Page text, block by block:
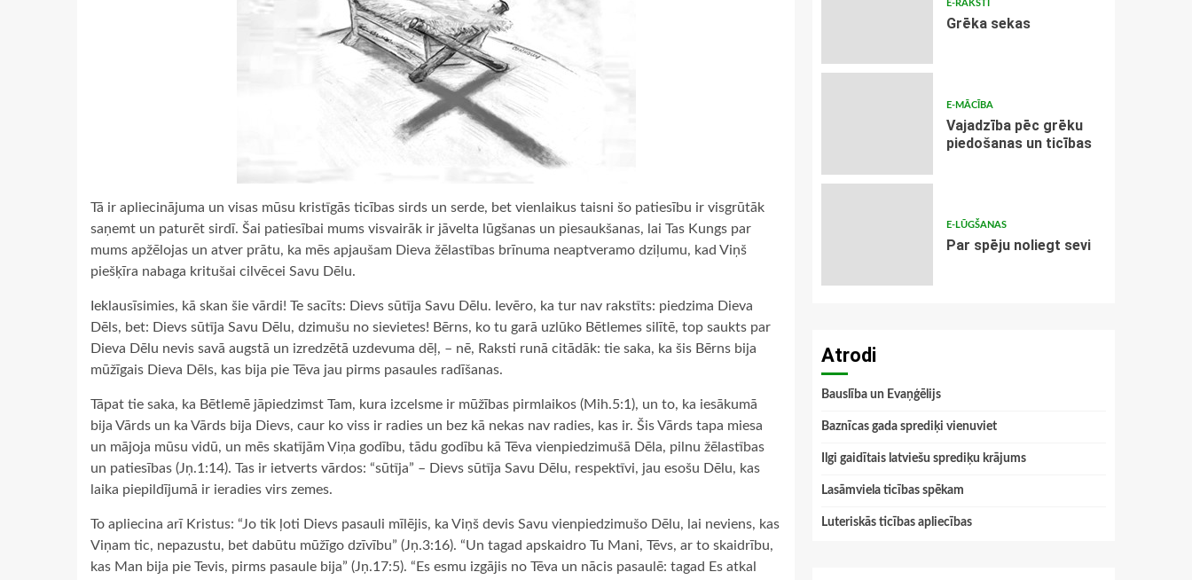
Tā ir apliecinājuma un visas mūsu kristīgās ticības sirds un serde, bet vienlaikus taisni šo patiesību ir visgrūtāk
saņemt un paturēt sirdī. Šai patiesībai mums visvairāk ir jāvelta lūgšanas un piesaukšanas, lai Tas Kungs par
mums apžēlojas un atver prātu, ka mēs apjaušam Dieva žēlastības brīnuma neaptveramo dziļumu, kad Viņš
piešķīra nabaga kritušai cilvēcei Savu Dēlu.
Ieklausīsimies, kā skan šie vārdi! Te sacīts: Dievs sūtīja Savu Dēlu. Ievēro, ka tur nav rakstīts: piedzima Dieva
Dēls, bet: Dievs sūtīja Savu Dēlu, dzimušu no sievietes! Bērns, ko tu garā uzlūko Bētlemes silītē, top saukts par
Dieva Dēlu nevis savā augstā un izredzētā uzdevuma dēļ, – nē, Raksti runā citādāk: tie saka, ka šis Bērns bija
mūžīgais Dieva Dēls, kas bija pie Tēva jau pirms pasaules radīšanas.
Tāpat tie saka, ka Bētlemē jāpiedzimst Tam, kura izcelsme ir mūžības pirmlaikos (Mih.5:1), un to, ka iesākumā
bija Vārds un ka Vārds bija Dievs, caur ko viss ir radies un bez kā nekas nav radies, kas ir. Šis Vārds tapa miesa
un mājoja mūsu vidū, un mēs skatījām Viņa godību, tādu godību kā Tēva vienpiedzimušā Dēla, pilnu žēlastības
un patiesības (Jņ.1:14). Tas ir ietverts vārdos: “sūtīja” – Dievs sūtīja Savu Dēlu, respektīvi, jau esošu Dēlu, kas
laika piepildījumā ir ieradies virs zemes.
To apliecina arī Kristus: “Jo tik ļoti Dievs pasauli mīlējis, ka Viņš devis Savu vienpiedzimušo Dēlu, lai neviens, kas
Viņam tic, nepazustu, bet dabūtu mūžīgo dzīvību” (Jņ.3:16). “Un tagad apskaidro Tu Mani, Tēvs, ar to skaidrību,
kas Man bija pie Tevis, pirms pasaule bija” (Jņ.17:5). “Es esmu izgājis no Tēva un nācis pasaulē: tagad Es atkal
E-RAKSTI
Grēka sekas
E-MĀCĪBA
Vajadzība pēc grēku
piedošanas un ticības
E-LŪGŠANAS
Par spēju noliegt sevi
Atrodi
Bauslība un Evaņģēlijs
Baznīcas gada sprediķi vienuviet
Ilgi gaidītais latviešu sprediķu krājums
Lasāmviela ticības spēkam
Luteriskās ticības apliecības